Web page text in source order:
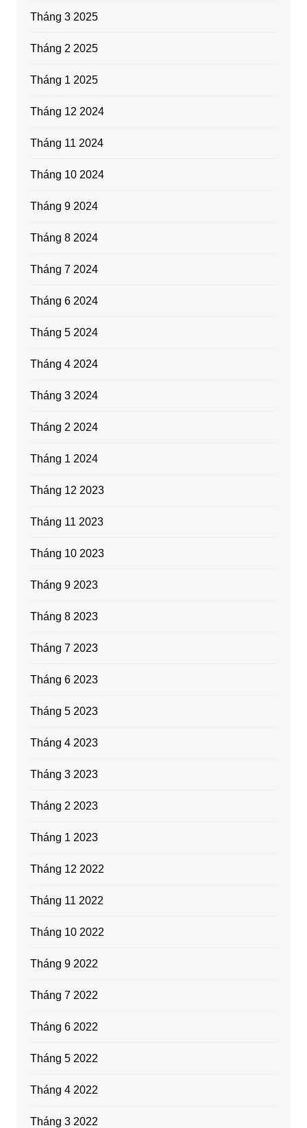
Tháng 3 2025
Tháng 2 2025
Tháng 1 2025
Tháng 12 2024
Tháng 11 2024
Tháng 10 2024
Tháng 9 2024
Tháng 8 2024
Tháng 7 2024
Tháng 6 2024
Tháng 5 2024
Tháng 4 2024
Tháng 3 2024
Tháng 2 2024
Tháng 1 2024
Tháng 12 2023
Tháng 11 2023
Tháng 10 2023
Tháng 9 2023
Tháng 8 2023
Tháng 7 2023
Tháng 6 2023
Tháng 5 2023
Tháng 4 2023
Tháng 3 2023
Tháng 2 2023
Tháng 1 2023
Tháng 12 2022
Tháng 11 2022
Tháng 10 2022
Tháng 9 2022
Tháng 7 2022
Tháng 6 2022
Tháng 5 2022
Tháng 4 2022
Tháng 3 2022